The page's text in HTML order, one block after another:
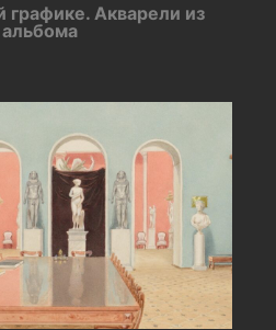
графике. Акварели из